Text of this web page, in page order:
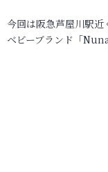
今回は阪急芦屋川駅近
ベビーブランド「